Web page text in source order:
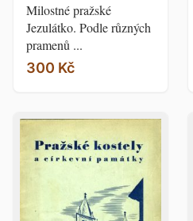
Milostné pražské
Jezulátko. Podle různých
pramenů ...
300 Kč